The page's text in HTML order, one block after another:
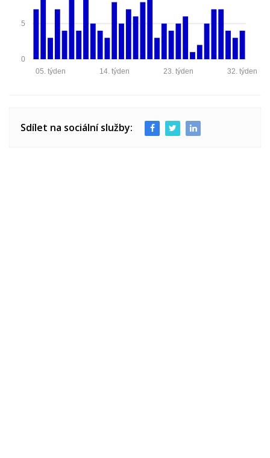
0
5
32. týden
23. týden
14. týden
05. týden
Sdílet na sociální služby: